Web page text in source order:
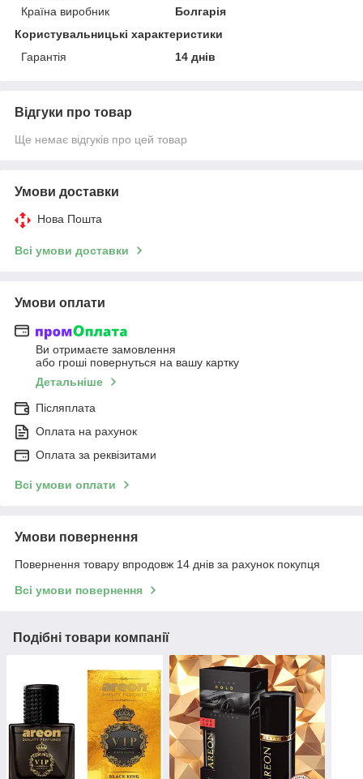
Країна виробник
Болгарія
Користувальницькі характеристики
Гарантія
14 днів
Відгуки про товар
Ще немає відгуків про цей товар
Умови доставки
Нова Пошта
Всі умови доставки
Умови оплати
Ви отримаєте замовлення
або гроші повернуться на вашу картку
Детальніше
Післяплата
Оплата на рахунок
Оплата за реквізитами
Всі умови оплати
Умови повернення
Повернення товару впродовж 14 днів за рахунок покупця
Всі умови повернення
Подібні товари компанії